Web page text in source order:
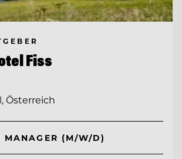
Fiss
Österreich
MANAGER (M/W/D)